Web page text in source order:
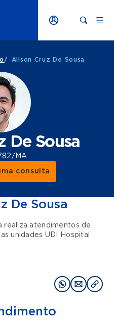
/ Alison Cruz De Sousa
De Sousa
MA
consulta
De Sousa
realiza atendimentos de
unidades UDI Hospital